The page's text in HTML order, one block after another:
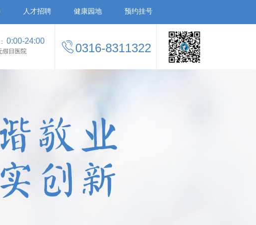
人才招聘 健康园地 预约挂号
0:00-24:00
假日医院 0316-8311322